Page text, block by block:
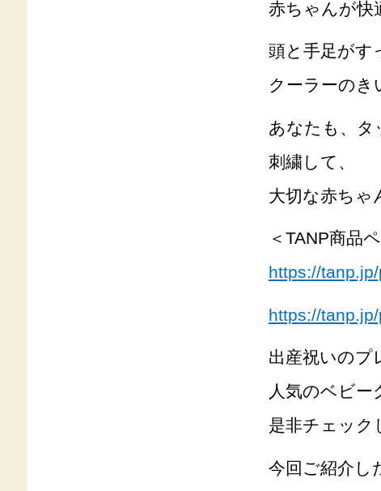
赤ちゃんが快
頭と手足がす
クーラーのき
あなたも、タ
刺繍して、
大切な赤ちゃ
＜TANP商品
https://
https://
出産祝いのプ
人気のベビー
是非チェック
今回ご紹介し